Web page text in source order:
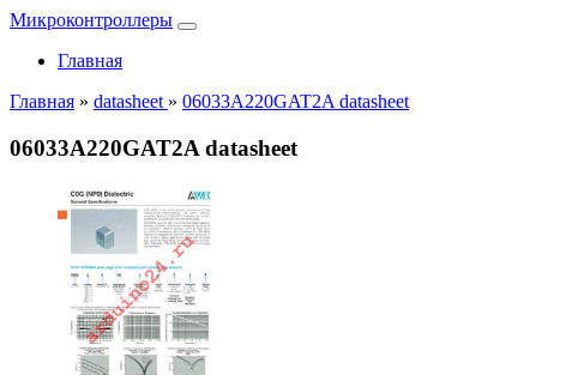
Микроконтроллеры
Главная
Главная » datasheet » 06033A220GAT2A datasheet
06033A220GAT2A datasheet